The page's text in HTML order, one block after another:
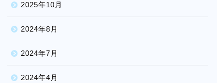
2025年10月
2024年8月
2024年7月
2024年4月